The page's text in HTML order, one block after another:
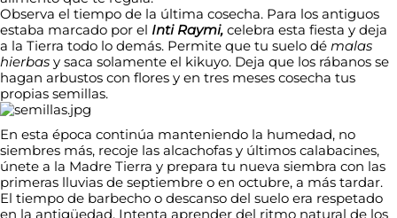
Observa el tiempo de la última cosecha. Para los antiguos
estaba marcado por el Inti Raymi, celebra esta fiesta y deja
a la Tierra todo lo demás. Permite que tu suelo dé malas
hierbas y saca solamente el kikuyo. Deja que los rábanos se
hagan arbustos con flores y en tres meses cosecha tus
propias semillas.
En esta época continúa manteniendo la humedad, no
siembres más, recoje las alcachofas y últimos calabacines,
únete a la Madre Tierra y prepara tu nueva siembra con las
primeras lluvias de septiembre o en octubre, a más tardar.
El tiempo de barbecho o descanso del suelo era respetado
en la antigüedad. Intenta aprender del ritmo natural de los